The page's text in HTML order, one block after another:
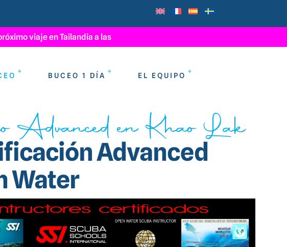
viaje en Tailandia a las
IslasSurin
BUCEO 1 DÍA EL EQUIPO
Advanced en Khao Lak
Advanced
Water